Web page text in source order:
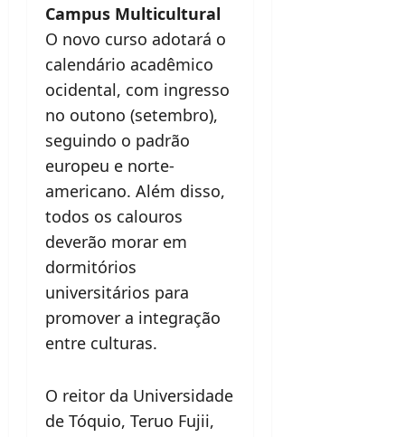
Campus Multicultural
O novo curso adotará o
calendário acadêmico
ocidental, com ingresso
no outono (setembro),
seguindo o padrão
europeu e norte-
americano. Além disso,
todos os calouros
deverão morar em
dormitórios
universitários para
promover a integração
entre culturas.
O reitor da Universidade
de Tóquio, Teruo Fujii,